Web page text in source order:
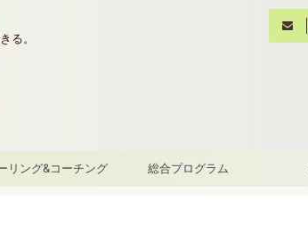
る。
リング&コーチング 総合プログラム